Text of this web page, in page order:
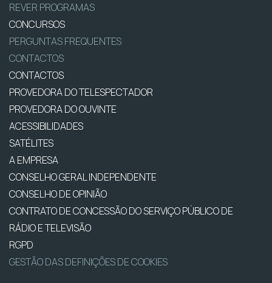
REVER PROGRAMAS
CONCURSOS
PERGUNTAS FREQUENTES
CONTACTOS
CONTACTOS
PROVEDORA DO TELESPECTADOR
PROVEDORA DO OUVINTE
ACESSIBILIDADES
SATÉLITES
A EMPRESA
CONSELHO GERAL INDEPENDENTE
CONSELHO DE OPINIÃO
CONTRATO DE CONCESSÃO DO SERVIÇO PÚBLICO DE
RÁDIO E TELEVISÃO
RGPD
GESTÃO DAS DEFINIÇÕES DE COOKIES